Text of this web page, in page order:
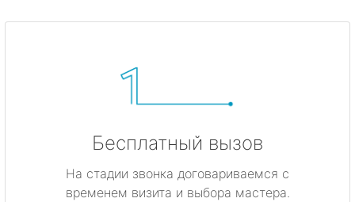
Бесплатный вызов
На стадии звонка договариваемся с
временем визита и выбора мастера.